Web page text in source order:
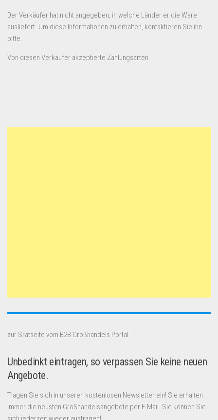
Der Verkäufer hat nicht angegeben, in welche Länder er die Ware
ausliefert. Um diese Informationen zu erhalten, kontaktieren Sie ihn
bitte.
Von diesen Verkäufer akzeptierte Zahlungsarten
zur Sratseite vom B2B Großhandels Portal
Unbedinkt eintragen, so verpassen Sie keine neuen
Angebote.
Tragen Sie sich in unseren kostenlosen Newsletter ein! Sie erhalten
immer die neusten Großhandelsangebote per E-Mail. Sie können Sie